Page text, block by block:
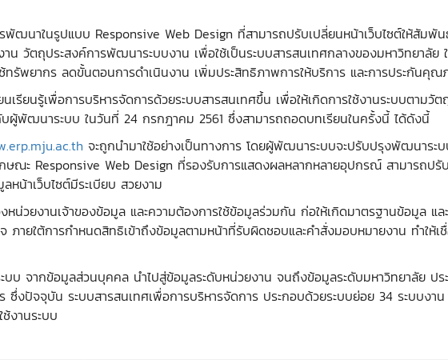
พัฒนาในรูปแบบ Responsive Web Design ที่สามารถปรับเปลี่ยนหน้าเว็บไซต์ให้สัม
วัตถุประสงค์การพัฒนาระบบงาน เพื่อใช้เป็นระบบสารสนเทศกลางของมหาวิทยาลัย
รัพยากร ลดขั้นตอนการดำเนินงาน เพิ่มประสิทธิภาพการให้บริการ และการประกันคุณ
เรียนรู้เพื่อการบริหารจัดการด้วยระบบสารสนเทศขึ้น เพื่อให้เกิดการใช้งานระบบตาม
ผู้พัฒนาระบบ ในวันที่ 24 กรกฎาคม 2561 ซึ่งสามารถถอดบทเรียนในครั้งนี้ ได้ดังนี้
จะถูกนำมาใช้อย่างเป็นทางการ โดยผู้พัฒนาระบบจะปรับปรุงพัฒนาระ
ณะ Responsive Web Design ที่รองรับการแสดงผลหลากหลายอุปกรณ์ สามารถปรั
หน้าเว็บไซต์มีระเบียบ สวยงาม
วยงานเจ้าของข้อมูล และความต้องการใช้ข้อมูลร่วมกัน ก่อให้เกิดมาตรฐานข้อมูล แล
จ ภายใต้การกำหนดสิทธิเข้าถึงข้อมูลตามหน้าที่รับผิดชอบและคำสั่งมอบหมายงาน ทำใ
ะบบ จากข้อมูลส่วนบุคคล นำไปสู่ข้อมูลระดับหน่วยงาน จนถึงข้อมูลระดับมหาวิทยาลัย ป
ซึ่งปัจจุบัน ระบบสารสนเทศเพื่อการบริหารจัดการ ประกอบด้วยระบบย่อย 34 ระบบง
งานระบบ